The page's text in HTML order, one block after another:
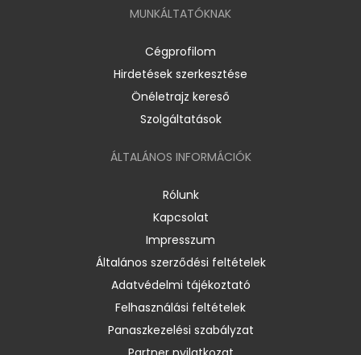
MUNKÁLTATÓKNAK
Cégprofilom
Hirdetések szerkesztése
Önéletrajz kereső
Szolgáltatások
ÁLTALÁNOS INFORMÁCIÓK
Rólunk
Kapcsolat
Impresszum
Általános szerződési feltételek
Adatvédelmi tájékoztató
Felhasználási feltételek
Panaszkezelési szabályzat